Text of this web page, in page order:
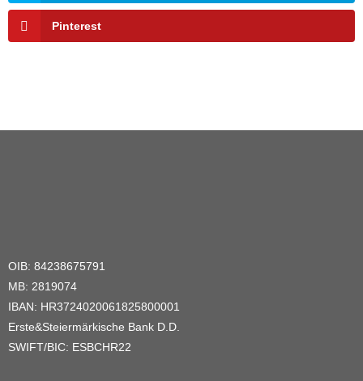
Pinterest
OIB: 84238675791
MB: 2819074
IBAN: HR3724020061825800001
Erste&Steiermärkische Bank D.D.
SWIFT/BIC: ESBCHR22